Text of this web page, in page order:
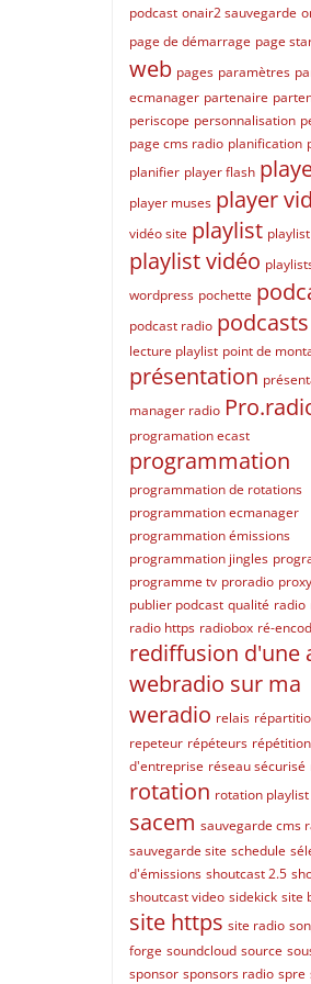
podcast onair2 sauvegarde
page de démarrage page
web pages paramètres
ecmanager partenaire
periscope personnalisation
page cms radio planification
planifier player flash
player muses player
vidéo site playlist
playlist vidéo
wordpress pochette
podcast radio podcasts
lecture playlist point de
présentation
manager radio
programation ecast
programmation
programmation de rotations
programmation ecmanager
programmation émissions
programmation jingles
programme tv proradio proxy
publier podcast qualité radio
radio https radiobox ré-
rediffusion d'une
webradio sur ma
weradio relais
repeteur répéteurs répétition
d'entreprise réseau sécurisé
rotation rotation playlist
sacem sauvegarde cms
sauvegarde site schedule
d'émissions shoutcast 2.5
shoutcast video sidekick site
site https site radio
forge soundcloud source
sponsor sponsors radio spre